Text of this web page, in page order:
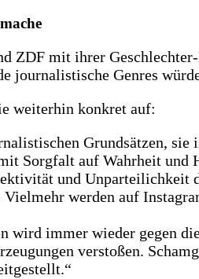
ZDF mit ihrer
journalistische Genres
weiterhin konkret auf:
Grundsätzen, sie
Sorgfalt auf Wahrheit und
und
werden auf
wird immer wieder gegen
verstoßen.